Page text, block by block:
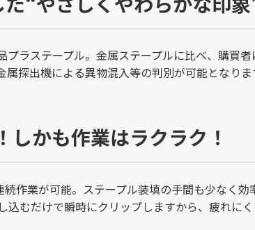
プラステープル。金属ステープルに比べ、購買
探出機による異物混入等の判別が可能となりま
かも作業はラクラク！
作業が可能。ステープル装填の手間も少なく効
込むだけで瞬時にクリップしますから、疲れにく